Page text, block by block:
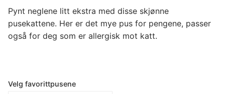
Pynt neglene litt ekstra med disse skjønne
pusekattene. Her er det mye pus for pengene, passer
også for deg som er allergisk mot katt.
Velg favorittpusene